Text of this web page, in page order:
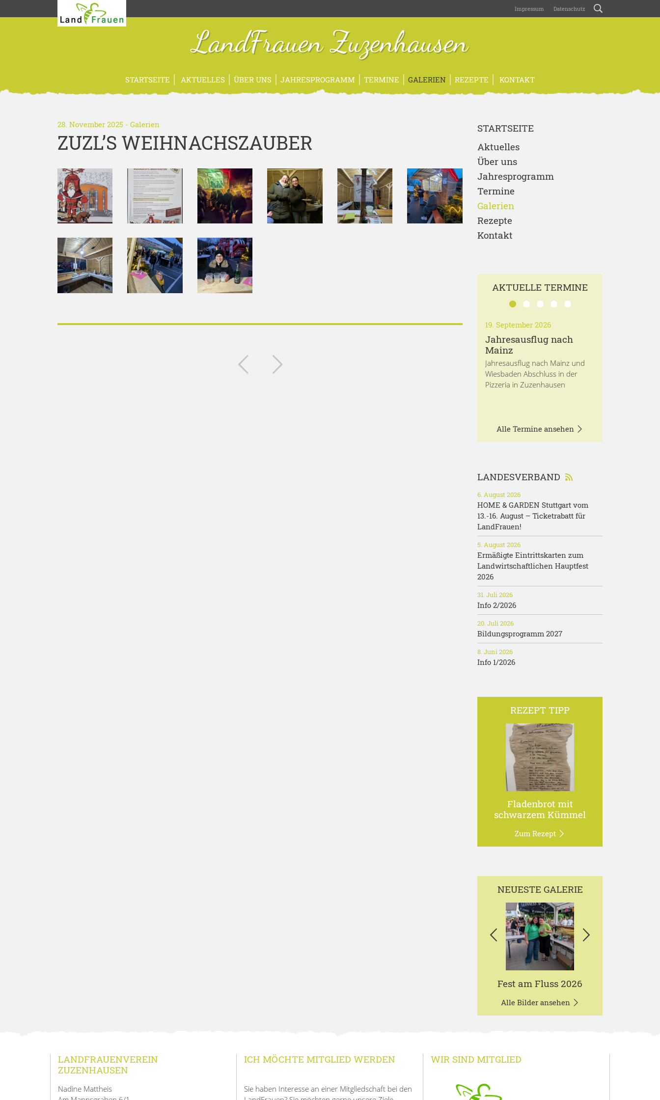
Impressum Datenschutz
LandFrauen Zuzenhausen
STARTSEITE AKTUELLES ÜBER UNS JAHRESPROGRAMM TERMINE GALERIEN REZEPTE KONTAKT
28. November 2025 - Galerien
ZUZL’S WEIHNACHSZAUBER
STARTSEITE
Aktuelles
Über uns
Jahresprogramm
Termine
Galerien
Rezepte
Kontakt
AKTUELLE TERMINE
19. September 2026
Jahresausflug nach
Mainz
Jahresausflug nach Mainz und
Wiesbaden Abschluss in der
Pizzeria in Zuzenhausen
Alle Termine ansehen
LANDESVERBAND
HOME & GARDEN Stuttgart vom
13.-16. August – Ticketrabatt für
LandFrauen!
6. August 2026
Ermäßigte Eintrittskarten zum
Landwirtschaftlichen Hauptfest
2026
5. August 2026
Info 2/2026
31. Juli 2026
Bildungsprogramm 2027
20. Juli 2026
Info 1/2026
8. Juni 2026
REZEPT TIPP
Fladenbrot mit
schwarzem Kümmel
Zum Rezept
NEUESTE GALERIE
Fest am Fluss 2026
Alle Bilder ansehen
LANDFRAUENVEREIN
ZUZENHAUSEN
Nadine Mattheis
ICH MÖCHTE MITGLIED WERDEN
Sie haben Interesse an einer Mitgliedschaft bei den
WIR SIND MITGLIED